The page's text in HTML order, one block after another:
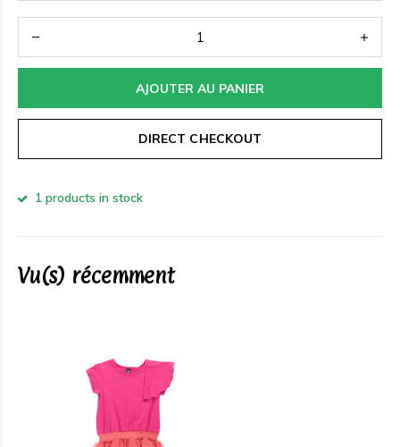
AJOUTER AU PANIER
DIRECT CHECKOUT
1 products in stock
Vu(s) récemment